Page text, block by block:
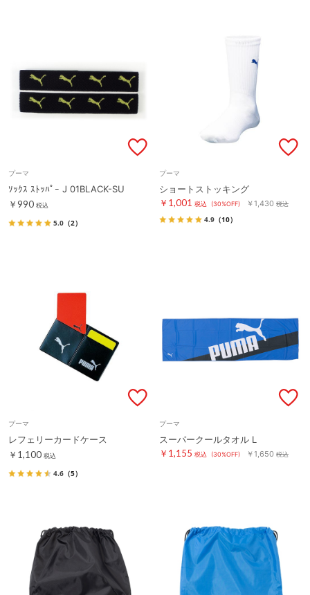
プーマ
ｿｯｸｽ ｽﾄｯﾊﾟｰ J 01BLACK-SU
￥990 税込
5.0 （2）
プーマ
ショートストッキング
￥1,001 税込 (30%OFF) ￥1,430 税込
4.9 （10）
プーマ
レフェリーカードケース
￥1,100 税込
4.6 （5）
プーマ
スーパークールタオル L
￥1,155 税込 (30%OFF) ￥1,650 税込